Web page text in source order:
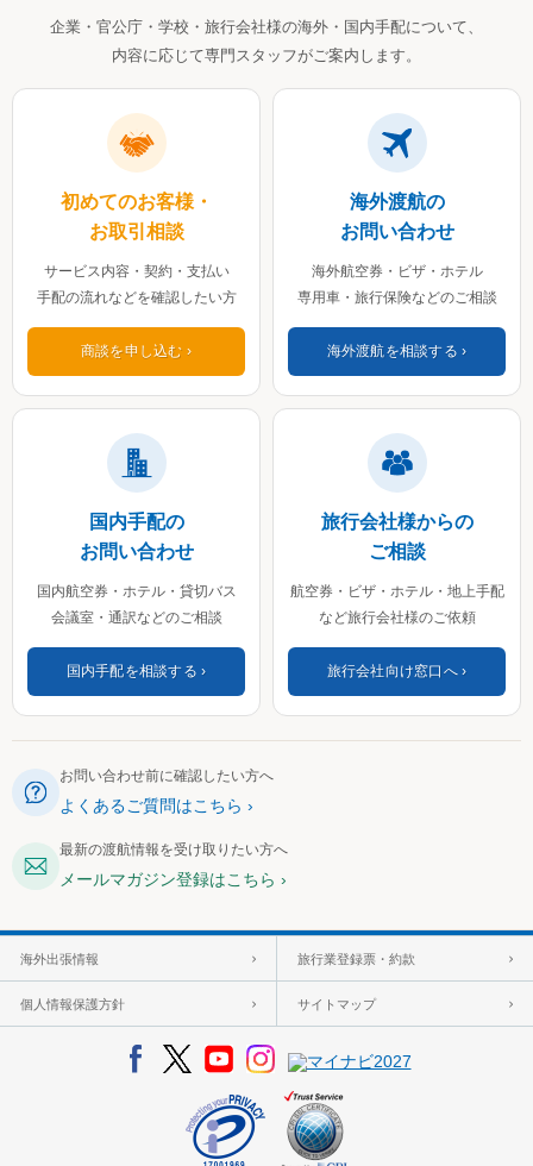
企業・官公庁・学校・旅行会社様の海外・国内手配について、
内容に応じて専門スタッフがご案内します。
初めてのお客様・
お取引相談
サービス内容・契約・支払い
手配の流れなどを確認したい方
商談を申し込む
海外渡航の
お問い合わせ
海外航空券・ビザ・ホテル
専用車・旅行保険などのご相談
海外渡航を相談する
国内手配の
お問い合わせ
国内航空券・ホテル・貸切バス
会議室・通訳などのご相談
国内手配を相談する
旅行会社様からの
ご相談
航空券・ビザ・ホテル・地上手配
など旅行会社様のご依頼
旅行会社向け窓口へ
お問い合わせ前に確認したい方へ
よくあるご質問はこちら
最新の渡航情報を受け取りたい方へ
メールマガジン登録はこちら
海外出張情報 旅行業登録票・約款
個人情報保護方針 サイトマップ